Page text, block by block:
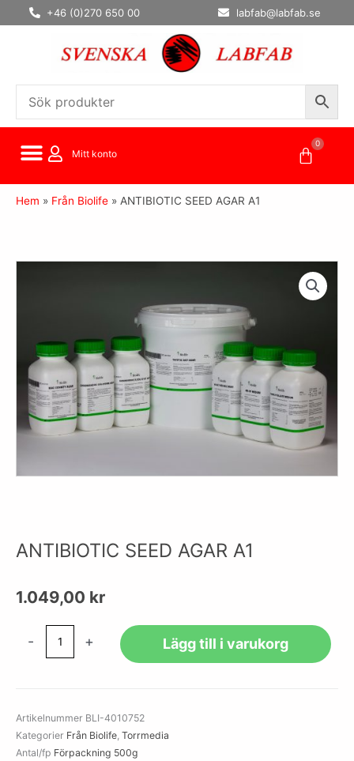
Hoppa
till
+46 (0)270 650 00 labfab@labfab.se
Mitt konto
0
Hem » Från Biolife » ANTIBIOTIC SEED AGAR A1
ANTIBIOTIC SEED AGAR A1
1.049,00 kr
- + Lägg till i varukorg
Artikelnummer BLI-4010752
Kategorier Från Biolife Torrmedia
Antal/fp Förpackning 500g